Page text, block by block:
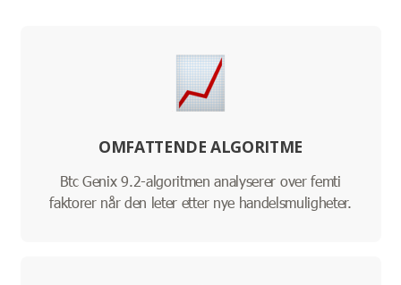
OMFATTENDE ALGORITME
Btc Genix 9.2-algoritmen analyserer over femti
faktorer når den leter etter nye handelsmuligheter.